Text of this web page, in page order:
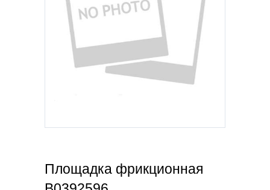
Площадка фрикционная